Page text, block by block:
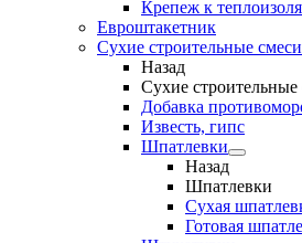
Крепеж к
Евроштакетник
Сухие строительные смеси
Назад
Сухие строительные
Добавка
Известь, гипс
Шпатлевки
Назад
Шпатлевки
Сухая
Готовая